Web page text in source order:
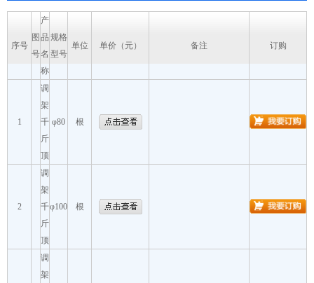
序号
图
号
产
品
名
称
规格
型号
单位 单价（元） 备注 订购
1
调
架
千
斤
顶
φ80 根
2
调
架
千
斤
顶
φ100 根
调
架